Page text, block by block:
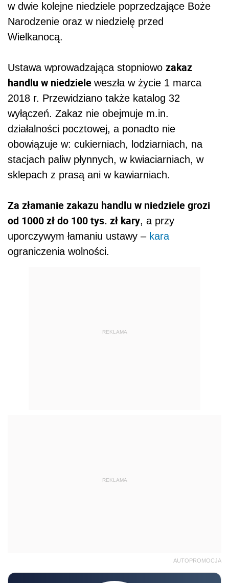
w dwie kolejne niedziele poprzedzające Boże
Narodzenie oraz w niedzielę przed
Wielkanocą.
Ustawa wprowadzająca stopniowo zakaz
handlu w niedziele weszła w życie 1 marca
2018 r. Przewidziano także katalog 32
wyłączeń. Zakaz nie obejmuje m.in.
działalności pocztowej, a ponadto nie
obowiązuje w: cukierniach, lodziarniach, na
stacjach paliw płynnych, w kwiaciarniach, w
sklepach z prasą ani w kawiarniach.
Za złamanie zakazu handlu w niedziele grozi
od 1000 zł do 100 tys. zł kary, a przy
uporczywym łamaniu ustawy – kara
ograniczenia wolności.
REKLAMA
SZKOLENIE ONLINE